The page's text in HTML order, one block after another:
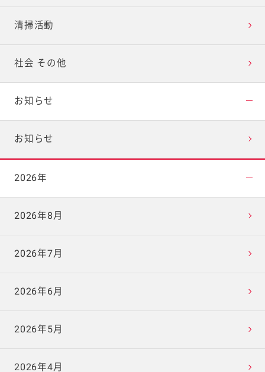
清掃活動
社会 その他
お知らせ
お知らせ
2026年
2026年8月
2026年7月
2026年6月
2026年5月
2026年4月